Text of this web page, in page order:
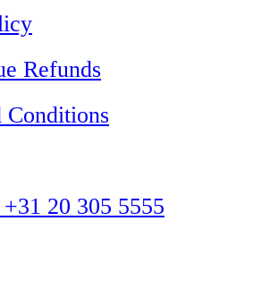
Refunds
Conditions
20 305 5555